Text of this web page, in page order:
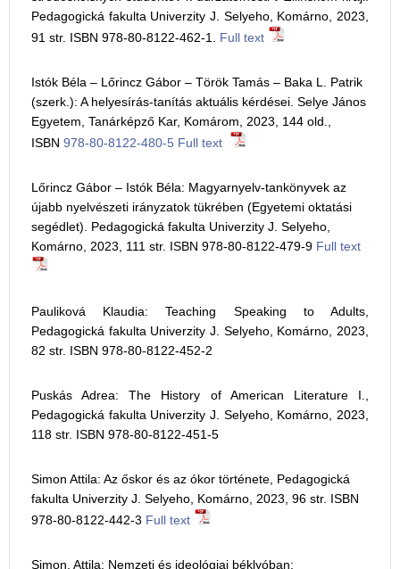
Pedagogická fakulta Univerzity J. Selyeho, Komárno, 2023,
91 str. ISBN 978-80-8122-462-1. Full text
Istók Béla – Lőrincz Gábor – Török Tamás – Baka L. Patrik
(szerk.): A helyesírás-tanítás aktuális kérdései. Selye János
Egyetem, Tanárképző Kar, Komárom, 2023, 144 old.,
ISBN 978-80-8122-480-5 Full text
Lőrincz Gábor – Istók Béla: Magyarnyelv-tankönyvek az
újabb nyelvészeti irányzatok tükrében (Egyetemi oktatási
segédlet). Pedagogická fakulta Univerzity J. Selyeho,
Komárno, 2023, 111 str. ISBN 978-80-8122-479-9 Full text
Pauliková Klaudia: Teaching Speaking to Adults,
Pedagogická fakulta Univerzity J. Selyeho, Komárno, 2023,
82 str. ISBN 978-80-8122-452-2
Puskás Adrea: The History of American Literature I.,
Pedagogická fakulta Univerzity J. Selyeho, Komárno, 2023,
118 str. ISBN 978-80-8122-451-5
Simon Attila: Az őskor és az ókor története, Pedagogická
fakulta Univerzity J. Selyeho, Komárno, 2023, 96 str. ISBN
978-80-8122-442-3 Full text
Simon, Attila: Nemzeti és ideológiai béklyóban: